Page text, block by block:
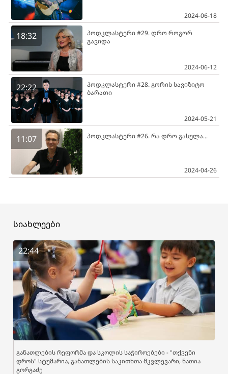
2024-06-18
18:32
პოდკლასტერი #29. დრო როგორ
გავიდა
2024-06-12
22:22
პოდკლასტერი #28. გორის სავიზიტო
ბარათი
2024-05-21
11:07 პოდკლასტერი #26. რა დრო გასულა...
2024-04-26
სიახლეები
22:44
განათლების რეფორმა და სკოლის საჭიროებები - "თქვენი
დროს" სტუმარია, განათლების საკითხთა მკვლევარი, ნათია
გორგაძე